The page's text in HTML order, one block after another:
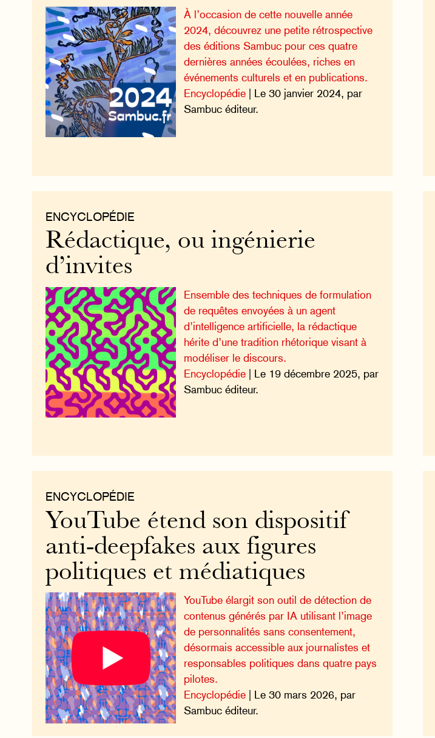
À l’occasion de cette nouvelle année
2024, découvrez une petite rétrospective
des éditions Sambuc pour ces quatre
dernières années écoulées, riches en
événements culturels et en publications.
Encyclopédie | Le 30 janvier 2024, par
Sambuc éditeur.
ENCYCLOPÉDIE
Rédactique, ou ingénierie
d’invites
Ensemble des techniques de formulation
de requêtes envoyées à un agent
d’intelligence artificielle, la rédactique
hérite d’une tradition rhétorique visant à
modéliser le discours.
Encyclopédie | Le 19 décembre 2025, par
Sambuc éditeur.
ENCYCLOPÉDIE
YouTube étend son dispositif
anti-deepfakes aux figures
politiques et médiatiques
YouTube élargit son outil de détection de
contenus générés par IA utilisant l’image
de personnalités sans consentement,
désormais accessible aux journalistes et
responsables politiques dans quatre pays
pilotes.
Encyclopédie | Le 30 mars 2026, par
Sambuc éditeur.